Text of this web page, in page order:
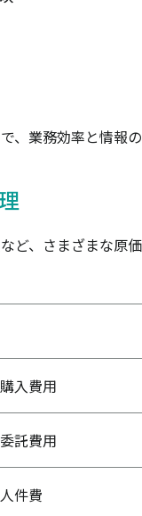
業務効率と情報
ど、さまざまな原
入費用
託費用
件費